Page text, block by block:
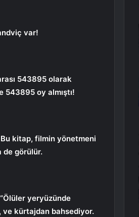
var!
543895 olarak
543895 oy almıştı!
kitap, filmin yönetmeni
de görülür.
yeryüzünde
ve kürtajdan bahsediyor.